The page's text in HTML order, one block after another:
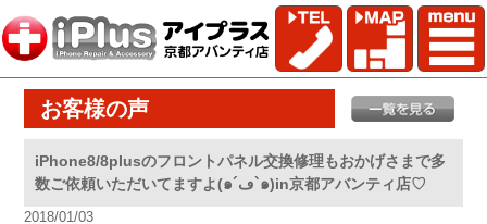
お客様の声
iPhone8/8plusのフロントパネル交換修理もおかげさまで多
数ご依頼いただいてますよ(๑´ڡ`๑)in京都アバンティ店♡
2018/01/03